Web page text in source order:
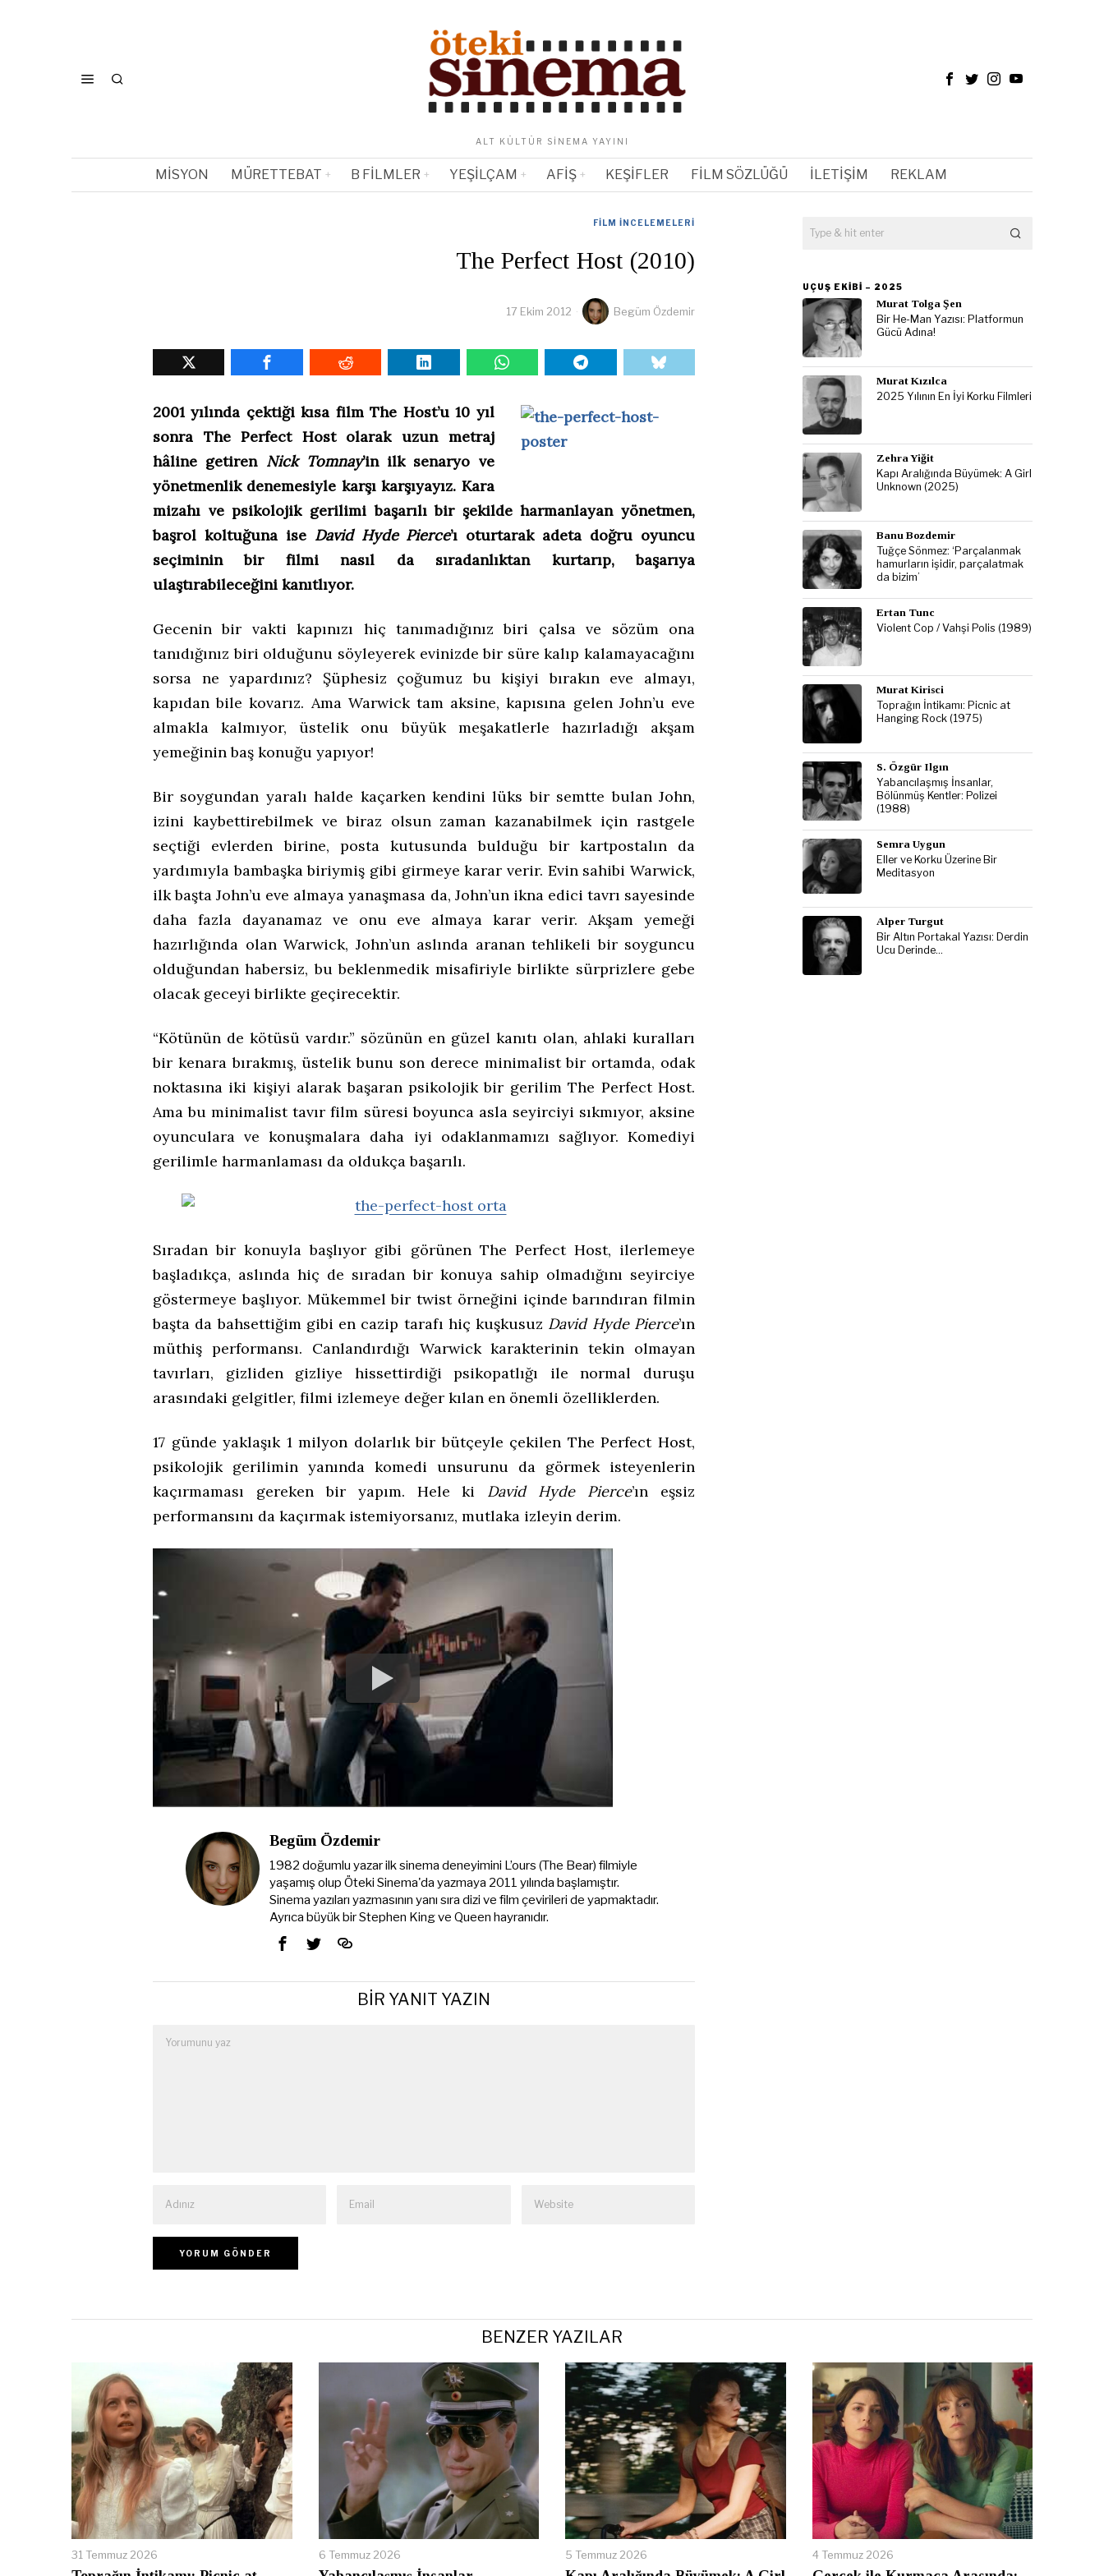
ALT KÜLTÜR SINEMA YAYINI
MISYON MÜRETTEBAT B FILMLER YEŞILÇAM AFIŞ KEŞIFLER FILM SÖZLÜĞÜ İLETIŞIM REKLAM
FILM İNCELEMELERI
The Perfect Host (2010)
17 Ekim 2012 Begüm Özdemir
2001 yılında çektiği kısa film The Host’u 10 yıl
sonra The Perfect Host olarak uzun metraj
hâline getiren Nick Tomnay’in ilk senaryo ve
yönetmenlik denemesiyle karşı karşıyayız. Kara
mizahı ve psikolojik gerilimi başarılı bir şekilde harmanlayan yönetmen,
başrol koltuğuna ise David Hyde Pierce’ı oturtarak adeta doğru oyuncu
seçiminin bir filmi nasıl da sıradanlıktan kurtarıp, başarıya
ulaştırabileceğini kanıtlıyor.
Gecenin bir vakti kapınızı hiç tanımadığınız biri çalsa ve sözüm ona
tanıdığınız biri olduğunu söyleyerek evinizde bir süre kalıp kalamayacağını
sorsa ne yapardınız? Şüphesiz çoğumuz bu kişiyi bırakın eve almayı,
kapıdan bile kovarız. Ama Warwick tam aksine, kapısına gelen John’u eve
almakla kalmıyor, üstelik onu büyük meşakatlerle hazırladığı akşam
yemeğinin baş konuğu yapıyor!
Bir soygundan yaralı halde kaçarken kendini lüks bir semtte bulan John,
izini kaybettirebilmek ve biraz olsun zaman kazanabilmek için rastgele
seçtiği evlerden birine, posta kutusunda bulduğu bir kartpostalın da
yardımıyla bambaşka biriymiş gibi girmeye karar verir. Evin sahibi Warwick,
ilk başta John’u eve almaya yanaşmasa da, John’un ikna edici tavrı sayesinde
daha fazla dayanamaz ve onu eve almaya karar verir. Akşam yemeği
hazırlığında olan Warwick, John’un aslında aranan tehlikeli bir soyguncu
olduğundan habersiz, bu beklenmedik misafiriyle birlikte sürprizlere gebe
olacak geceyi birlikte geçirecektir.
“Kötünün de kötüsü vardır.” sözünün en güzel kanıtı olan, ahlaki kuralları
bir kenara bırakmış, üstelik bunu son derece minimalist bir ortamda, odak
noktasına iki kişiyi alarak başaran psikolojik bir gerilim The Perfect Host.
Ama bu minimalist tavır film süresi boyunca asla seyirciyi sıkmıyor, aksine
oyunculara ve konuşmalara daha iyi odaklanmamızı sağlıyor. Komediyi
gerilimle harmanlaması da oldukça başarılı.
Sıradan bir konuyla başlıyor gibi görünen The Perfect Host, ilerlemeye
başladıkça, aslında hiç de sıradan bir konuya sahip olmadığını seyirciye
göstermeye başlıyor. Mükemmel bir twist örneğini içinde barındıran filmin
başta da bahsettiğim gibi en cazip tarafı hiç kuşkusuz David Hyde Pierce’ın
müthiş performansı. Canlandırdığı Warwick karakterinin tekin olmayan
tavırları, gizliden gizliye hissettirdiği psikopatlığı ile normal duruşu
arasındaki gelgitler, filmi izlemeye değer kılan en önemli özelliklerden.
17 günde yaklaşık 1 milyon dolarlık bir bütçeyle çekilen The Perfect Host,
psikolojik gerilimin yanında komedi unsurunu da görmek isteyenlerin
kaçırmaması gereken bir yapım. Hele ki David Hyde Pierce’ın eşsiz
performansını da kaçırmak istemiyorsanız, mutlaka izleyin derim.
Begüm Özdemir
1982 doğumlu yazar ilk sinema deneyimini L’ours (The Bear) filmiyle
yaşamış olup Öteki Sinema'da yazmaya 2011 yılında başlamıştır.
Sinema yazıları yazmasının yanı sıra dizi ve film çevirileri de yapmaktadır.
Ayrıca büyük bir Stephen King ve Queen hayranıdır.
BIR YANIT YAZIN
UÇUŞ EKIBI – 2025
Murat Tolga Şen
Bir He-Man Yazısı: Platformun
Gücü Adına!
Murat Kızılca
2025 Yılının En İyi Korku Filmleri
Zehra Yiğit
Kapı Aralığında Büyümek: A Girl
Unknown (2025)
Banu Bozdemir
Tuğçe Sönmez: ‘Parçalanmak
hamurların işidir, parçalatmak
da bizim’
Ertan Tunc
Violent Cop / Vahşi Polis (1989)
Murat Kirisci
Toprağın İntikamı: Picnic at
Hanging Rock (1975)
S. Özgür Ilgın
Yabancılaşmış İnsanlar,
Bölünmüş Kentler: Polizei
(1988)
Semra Uygun
Eller ve Korku Üzerine Bir
Meditasyon
Alper Turgut
Bir Altın Portakal Yazısı: Derdin
Ucu Derinde…
BENZER YAZILAR
31 Temmuz 2026 6 Temmuz 2026 5 Temmuz 2026 4 Temmuz 2026